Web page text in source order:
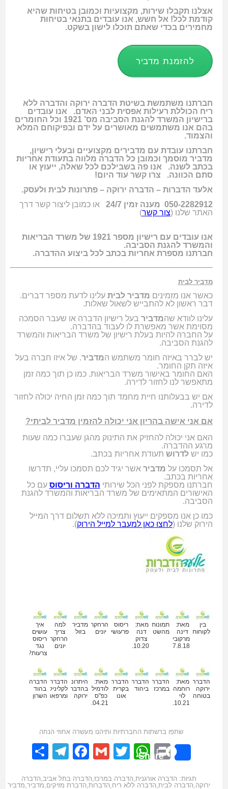
אצלנו תקבלו שירות, מקצועיות וכמובן בטיחות שהיא
קודמת לכל! אל חשש, אנו עובדים בתנאי בטיחות
מחמירים בכדי שאתם תוכלו לישון בשקט.
להזמנת מדביר
חברתנו משתמשת בשיטת הדברה ירוקה והדברה ללא
ריח הכוללת רעילות אפסית לבני האדם. אנו עובדים
ברישיון המשרד להגנת הסביבה מס’ 1921 וכל החומרים
בהם אנו משתמשים מאושרים על ידם ובפיקוחם המלא
והצמוד.
חברתנו עובדת עם מדבירים מקצועיים ובעלי רישיון,
מדביר מוסמך וכמובן כל הדברה מלווה בתעודת אחריות
בכתב לשנה. אנו פה בשבילכם לכל שאלה, ייעוץ או
סתם הכוונה. צרו קשר עוד היום!
אלעד הדברות – הדברה ירוקה – פתרונות לבית ולעסק.
050-2282912 מענה זמין 24/7
או כמובן ליצור קשר דרך
האתר שלנו (צור קשר)
אנו עובדים עם רישיון מספר 1921 של משרד הבריאות
והמשרד להגנת הסביבה.
חברתנו מספרת אחריות בכתב לכל ביצוע ההדברה.
מדביר לבית
כאשר אנו מזמינים מדביר לבית עלינו לדעת מספר דברים.
דבר ראשון לא להתבייש לשאול שאלות.
עלינו לוודא שהמדביר בעל רישיון הדברה או שעבר הסמכה
מסוימת אשר מאפשרת לו לעבוד בהדברה.
על החברה להיות בעלת רישיון של משרד הבריאות והמשרד
להגנת הסביבה.
יש לברר באיזה חומר משתמש המדביר. של איזו חברה בעל
איזה תקן החומר.
האם החומר באישור משרד הבריאות. כמו כן תוך כמה זמן
מתאפשר לנו לחזור לדירה.
אם יש בבעלותנו חיית מחמד תוך כמה זמן החיה יכולה לחזור
לדירה.
אם אני אישה בהריון אני יכולה להזמין מדביר לביתי?
האם אני יכולה להחזיק את התינוק מהגן שעברו כמה שעות
מרגע ההדברה.
כמו ישלדרוש תעודת אחריות בכתב.
אל תסמכו על מדביר אשר יגיד לכם תסמכו עליי, תדרשו
אחריות בכתב.
חברתנו מספקת לפני הכל שירותי הדברה וריסוס עם כל
האישורים המתאימים של משרד הבריאות והמשרד להגנת
הסביבה.
כמו כן אנו מספקים ייעוץ ותמיכה ללא תשלום דרך המייל
הירוק שלנו (לחצו כאן למעבר למייל הירוק).
בין
לקוחותינו
מאת:
דינה
מרקוביץ
27.8.18
תמונות
מהשטח
מאת:
דנה
צדוק
11.10.20
ריסוס
פרעושים
הרחקת
יונים
מדביר
בזול
למה
צריך
הרחקת
יונים
איך
עושים
ריסוס
נגד
צרעות?
הדברה
ירוקה
בטוחה
מאת:
רוחמה
לוי
02.10.21
הדברה
במרכז
הדברה
ביהוד
הדברה
בקרית
אונו
מאת:
לודמילה
כפ"ס
18.04.21
היתרונות
בהדברה
ירוקה
הדברה
לקליניקות
ומרפאות
הדברה
בהוד
השרון
שתפו ברשתות החברתיות ותיהנו מעשרה אחוזי הנחה
Share
Print
WhatsApp
Twitter
Gmail
Facebook
תגיות: הדברה אורגנית הדברה במרכז הדברה בתל אביב הדברה
ירוקה הדברה לבית הדברה ללא ריח הדברות הדברת מזיקים מדביר מדביר